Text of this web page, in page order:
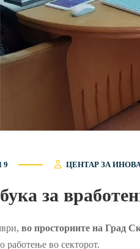
ЦЕНТАР ЗА
за
во просториите на Град
работење во секторот.